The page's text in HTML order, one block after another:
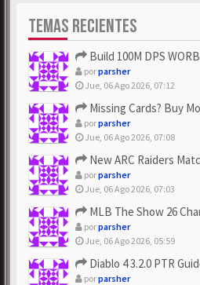
TEMAS RECIENTES
Build 100M DPS WORB Bomb
porparsher
Jue, 06 Ago 2026, 07:12
Missing Cards? Buy Monopoly
porparsher
Jue, 06 Ago 2026, 07:08
New ARC Raiders Matchmaking
porparsher
Jue, 06 Ago 2026, 07:03
MLB The Show 26
porparsher
Jue, 06 Ago 2026, 05:59
Diablo 4 3.2.0 PTR Guide –
porparsher